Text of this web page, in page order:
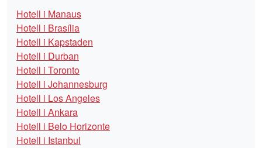
Hotell i Manaus
Hotell i Brasília
Hotell i Kapstaden
Hotell i Durban
Hotell i Toronto
Hotell i Johannesburg
Hotell i Los Angeles
Hotell i Ankara
Hotell i Belo Horizonte
Hotell i Istanbul